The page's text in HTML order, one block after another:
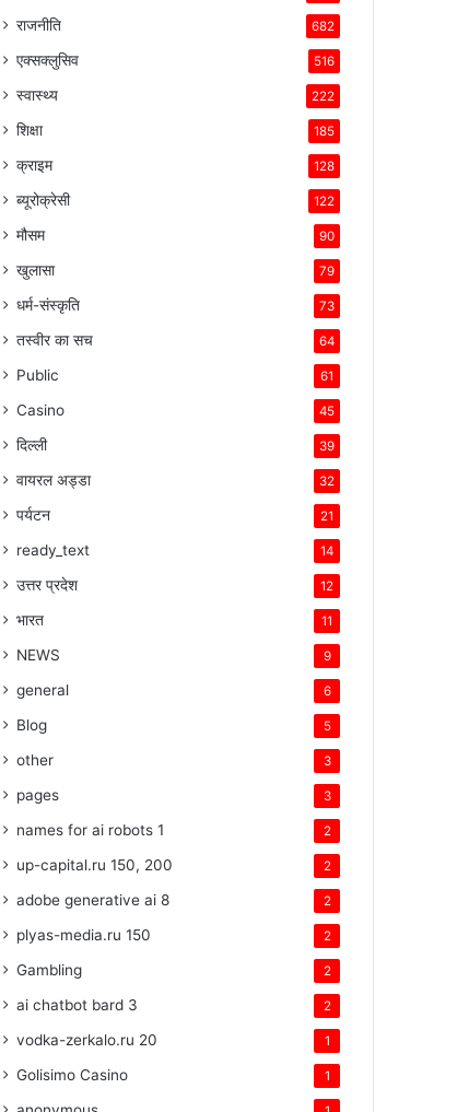
राजनीति 682
एक्सक्लुसिव 516
स्वास्थ्य 222
शिक्षा 185
क्राइम 128
ब्यूरोक्रेसी 122
मौसम 90
खुलासा 79
धर्म-संस्कृति 73
तस्वीर का सच 64
Public 61
Casino 45
दिल्ली 39
वायरल अड्डा 32
पर्यटन 21
ready_text 14
उत्तर प्रदेश 12
भारत 11
NEWS 9
general 6
Blog 5
other 3
pages 3
names for ai robots 1 2
up-capital.ru 150, 200 2
adobe generative ai 8 2
plyas-media.ru 150 2
Gambling 2
ai chatbot bard 3 2
vodka-zerkalo.ru 20 1
Golisimo Casino 1